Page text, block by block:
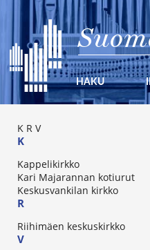
HAKU
K R V
K
Kappelikirkko
Kari Majarannan kotiurut
Keskusvankilan kirkko
R
Riihimäen keskuskirkko
V